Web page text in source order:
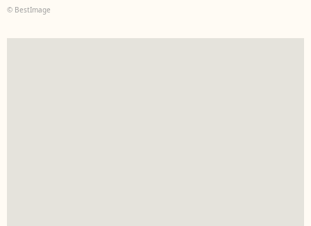
© BestImage